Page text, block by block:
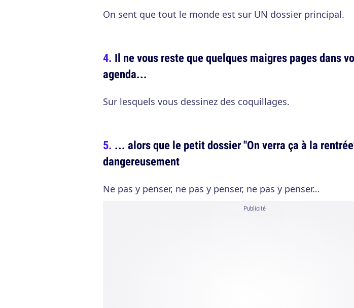
On sent que tout le monde est sur UN dossier principal.
Il ne vous reste que quelques maigres pages dans
agenda...
Sur lesquels vous dessinez des coquillages.
... alors que le petit dossier "On verra ça à la
dangereusement
Ne pas y penser, ne pas y penser, ne pas y penser…
Publicité